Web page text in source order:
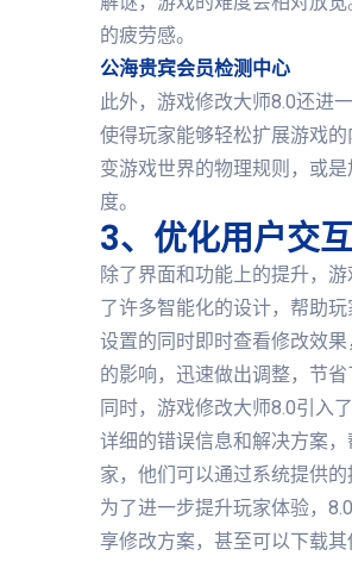
的疲劳感。
公海贵宾会员检测中心
此外，游戏修改大师8.0还进
使得玩家能够轻松扩展游戏
变游戏世界的物理规则，或
度。
3、优化用户交
除了界面和功能上的提升，
了许多智能化的设计，帮助
设置的同时即时查看修改效
的影响，迅速做出调整，节省
同时，游戏修改大师8.0引入
详细的错误信息和解决方案
家，他们可以通过系统提供
为了进一步提升玩家体验，
享修改方案，甚至可以下载